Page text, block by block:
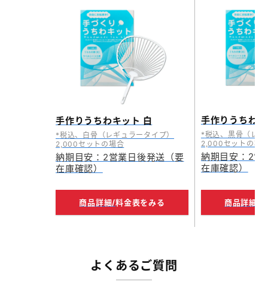
手作りうちわキット 白
税込、白骨（レギュラータイプ）
2,000セットの場合
納期目安：2営業日後発送（要
在庫確認）
商品詳細/料金表をみる
手作りうちわ
税込、黒骨（レ
2,000セットの場
納期目安：2営
在庫確認）
商品詳細/
よくあるご質問